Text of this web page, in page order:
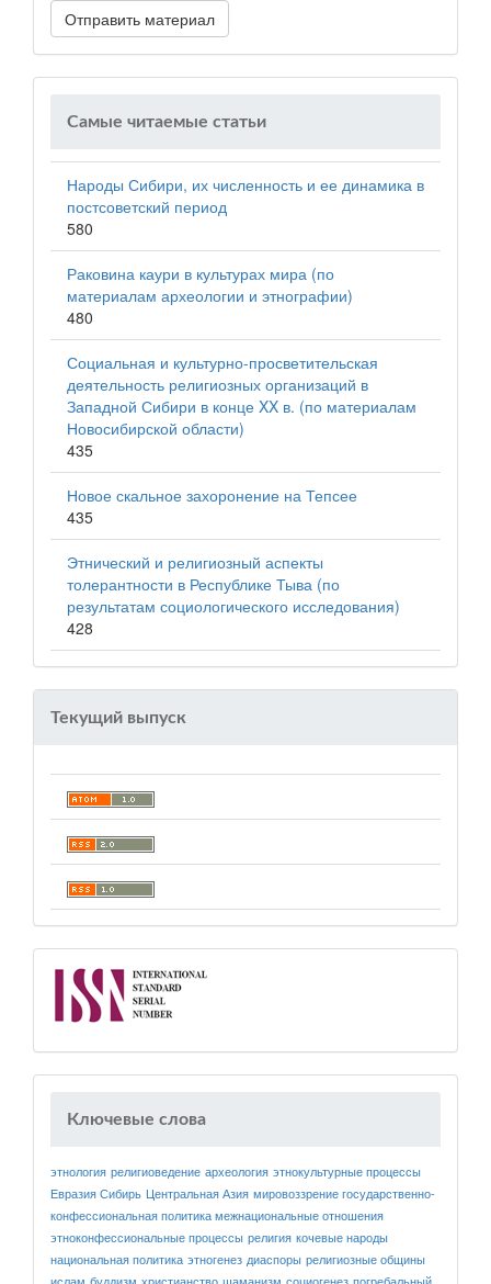
Отправить материал
Самые читаемые статьи
Народы Сибири, их численность и ее динамика в
постсоветский период
580
Раковина каури в культурах мира (по
материалам археологии и этнографии)
480
Социальная и культурно-просветительская
деятельность религиозных организаций в
Западной Сибири в конце XX в. (по материалам
Новосибирской области)
435
Новое скальное захоронение на Тепсее
435
Этнический и религиозный аспекты
толерантности в Республике Тыва (по
результатам социологического исследования)
428
Текущий выпуск
Ключевые слова
этнология религиоведение археология этнокультурные процессы
ЕвразияСибирь Центральная Азия мировоззрениегосударственно-
конфессиональная политикамежнациональные отношения
этноконфессиональные процессы религия кочевые народы
национальная политика этногенез диаспоры религиозные общины